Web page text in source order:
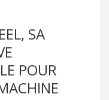
SA
POUR